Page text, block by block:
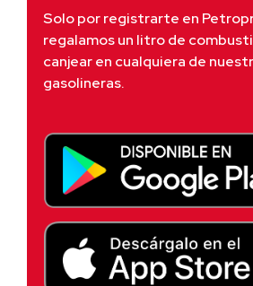
Solo por registrarte en
regalamos un litro de
canjear en cualquiera de
gasolineras.